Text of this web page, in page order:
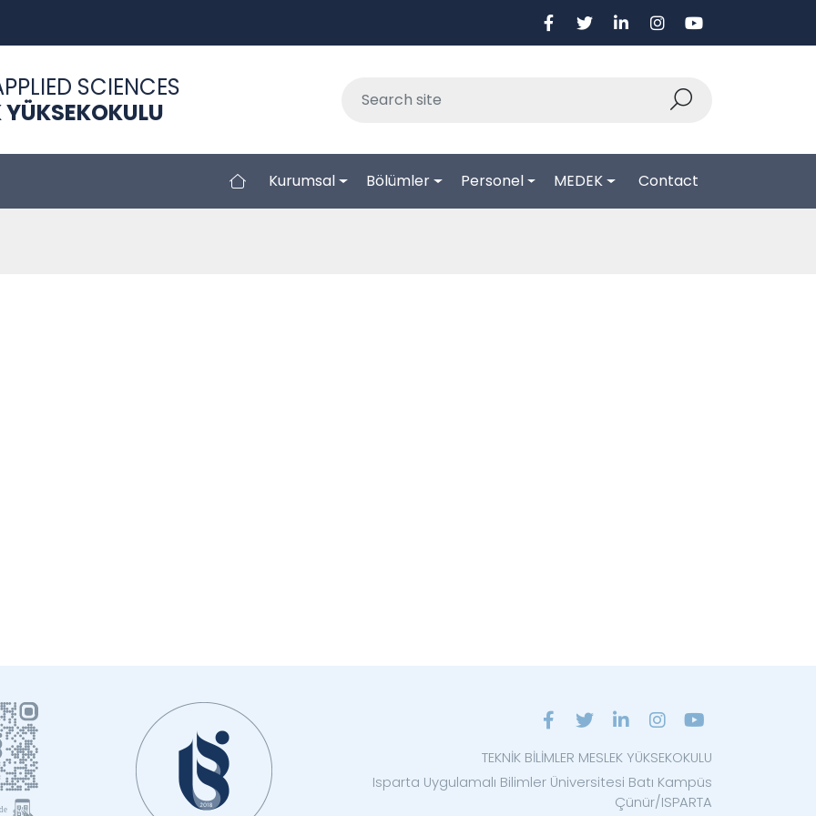
SCIENCES
YÜKSEKOKULU
Kurumsal Bölümler Personel MEDEK Contact
TEKNİK BİLİMLER MESLEK YÜKSEKOKULU
Isparta Uygulamalı Bilimler Üniversitesi Batı Kampüs
Çünür/ISPARTA